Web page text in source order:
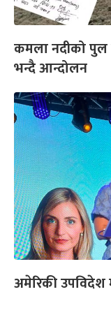
कमला नदीको पुल
भन्दै आन्दोलन
अमेरिकी उपविदेश